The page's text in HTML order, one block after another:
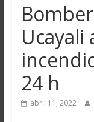
24 h
abril 11, 2022